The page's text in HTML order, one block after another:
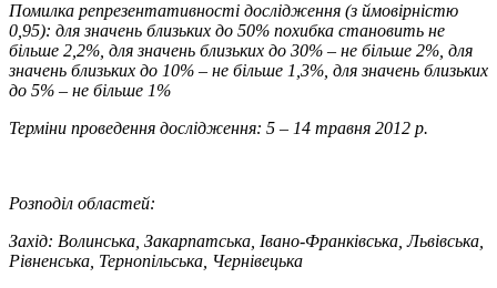
Помилка репрезентативності дослідження (з ймовірністю
0,95): для значень близьких до 50% похибка становить не
більше 2,2%, для значень близьких до 30% – не більше 2%, для
значень близьких до 10% – не більше 1,3%, для значень близьких
до 5% – не більше 1%
Терміни проведення дослідження: 5 – 14 травня 2012 р.
Розподіл областей:
Захід: Волинська, Закарпатська, Івано-Франківська, Львівська,
Рівненська, Тернопільська, Чернівецька